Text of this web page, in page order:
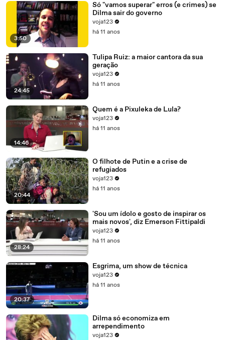
3:50
Só "vamos superar" erros (e crimes) se
Dilma sair do governo
voja123
há 11 anos
24:45
Tulipa Ruiz: a maior cantora da sua
geração
voja123
há 11 anos
14:46
Quem é a Pixuleka de Lula?
voja123
há 11 anos
20:44
O filhote de Putin e a crise de
refugiados
voja123
há 11 anos
28:24
'Sou um ídolo e gosto de inspirar os
mais novos', diz Emerson Fittipaldi
voja123
há 11 anos
20:37
Esgrima, um show de técnica
voja123
há 11 anos
Dilma só economiza em
arrependimento
voja123